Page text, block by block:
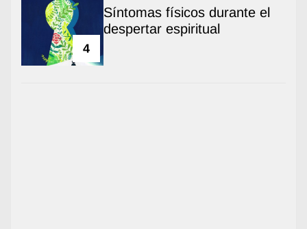
4
Síntomas físicos durante el
despertar espiritual